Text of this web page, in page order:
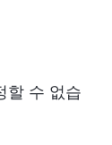
할 수 없습